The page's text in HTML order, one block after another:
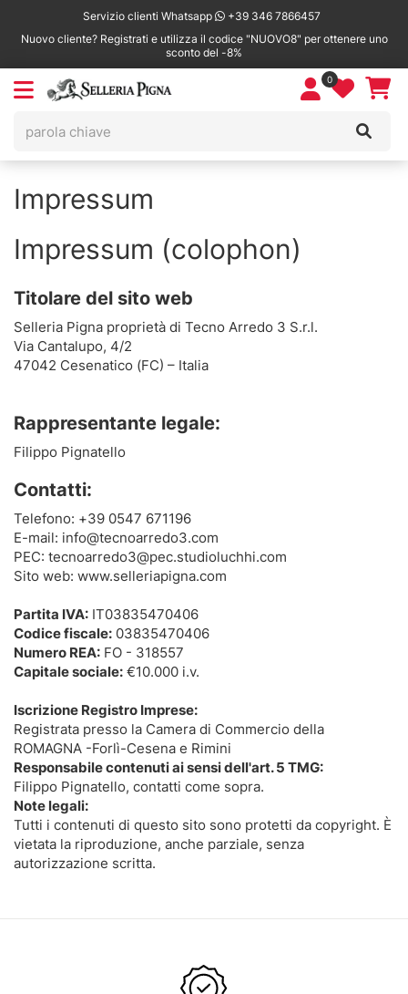
Servizio clienti Whatsapp
+39 346 7866457
Nuovo cliente? Registrati e utilizza il codice "NUOVO8" per ottenere uno
sconto del -8%
0
Impressum
Impressum (colophon)
Titolare del sito web
Selleria Pigna proprietà di Tecno Arredo 3 S.r.l.
Via Cantalupo, 4/2
47042 Cesenatico (FC) – Italia
Rappresentante legale:
Filippo Pignatello
Contatti:
Telefono: +39 0547 671196
E-mail: info@tecnoarredo3.com
PEC: tecnoarredo3@pec.studioluchhi.com
Sito web: www.selleriapigna.com
Partita IVA: IT03835470406
Codice fiscale: 03835470406
Numero REA: FO - 318557
Capitale sociale: €10.000 i.v.
Iscrizione Registro Imprese:
Registrata presso la Camera di Commercio della
ROMAGNA -Forlì-Cesena e Rimini
Responsabile contenuti ai sensi dell'art. 5 TMG:
Filippo Pignatello, contatti come sopra.
Note legali:
Tutti i contenuti di questo sito sono protetti da copyright. È
vietata la riproduzione, anche parziale, senza
autorizzazione scritta.